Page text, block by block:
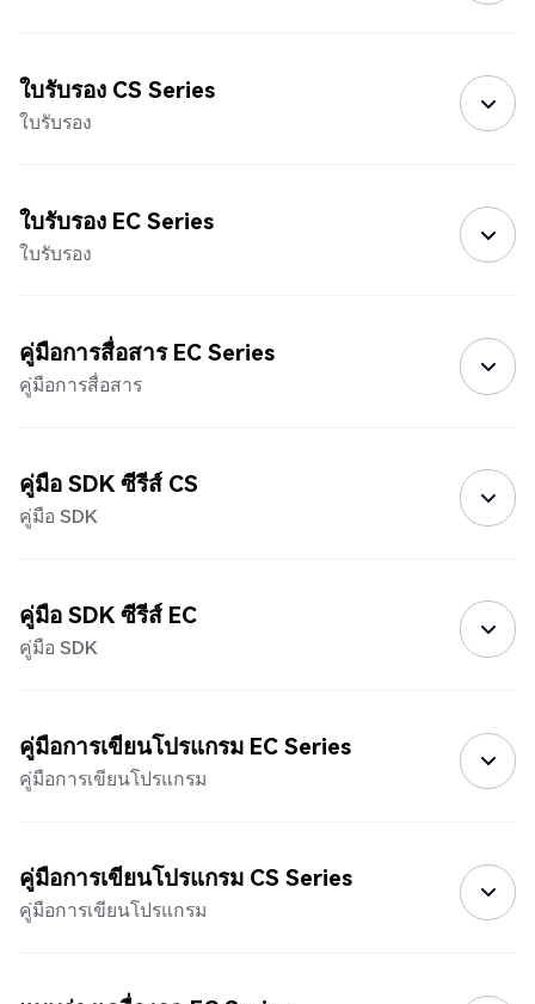
ใบรับรอง CS Series
ใบรับรอง
ใบรับรอง EC Series
ใบรับรอง
คู่มือการสื่อสาร EC Series
คู่มือการสื่อสาร
คู่มือ SDK ซีรีส์ CS
คู่มือ SDK
คู่มือ SDK ซีรีส์ EC
คู่มือ SDK
คู่มือการเขียนโปรแกรม EC Series
คู่มือการเขียนโปรแกรม
คู่มือการเขียนโปรแกรม CS Series
คู่มือการเขียนโปรแกรม